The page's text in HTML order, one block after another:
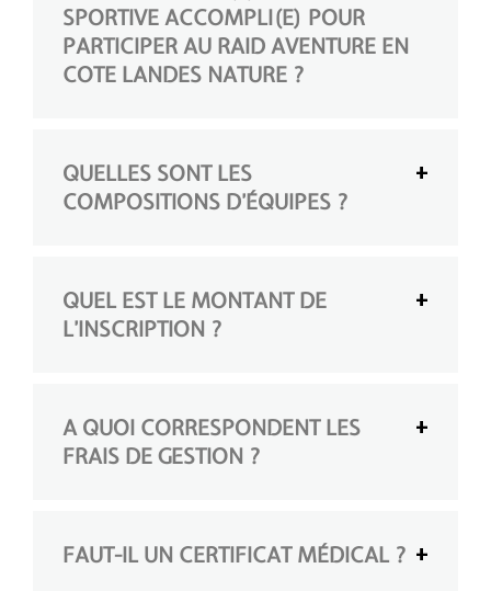
SPORTIVE ACCOMPLI(E) POUR
PARTICIPER AU RAID AVENTURE EN
COTE LANDES NATURE ?
QUELLES SONT LES
COMPOSITIONS D’ÉQUIPES ?
QUEL EST LE MONTANT DE
L’INSCRIPTION ?
A QUOI CORRESPONDENT LES
FRAIS DE GESTION ?
FAUT-IL UN CERTIFICAT MÉDICAL ?